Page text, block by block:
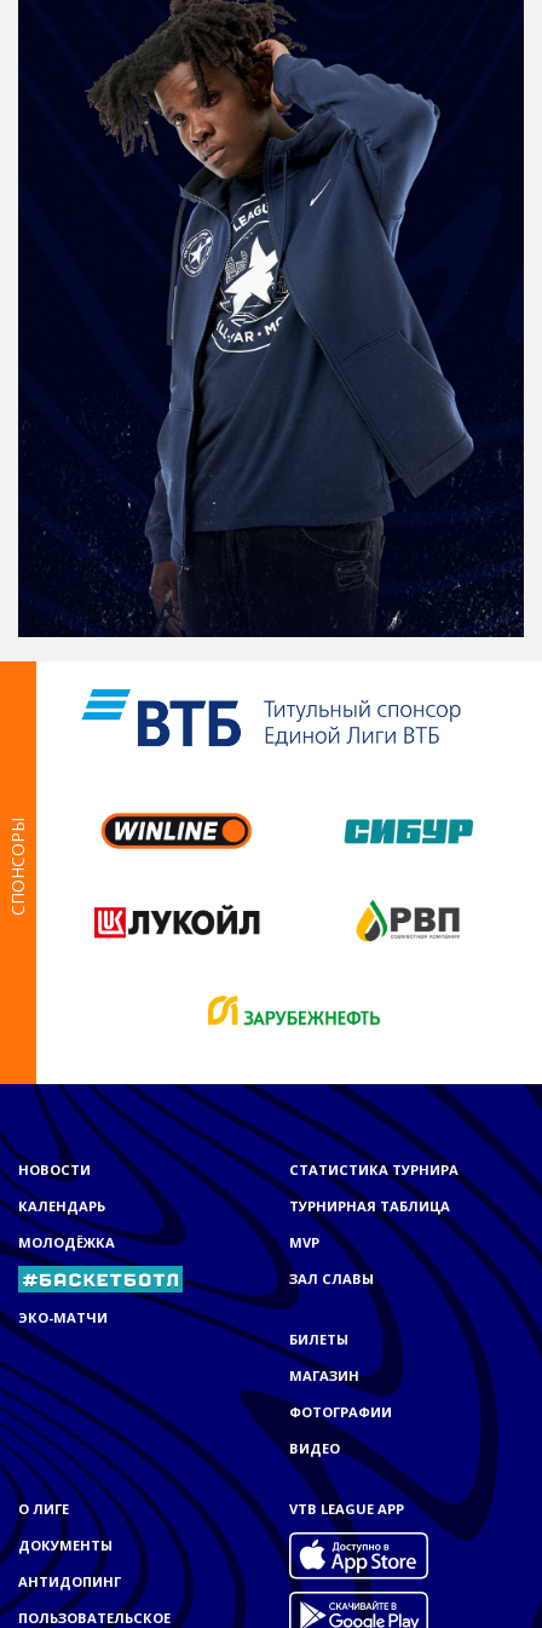
СПОНСОРЫ
НОВОСТИ
КАЛЕНДАРЬ
МОЛОДЁЖКА
ЭКО-МАТЧИ
СТАТИСТИКА ТУРНИРА
ТУРНИРНАЯ ТАБЛИЦА
MVP
ЗАЛ СЛАВЫ
БИЛЕТЫ
МАГАЗИН
ФОТОГРАФИИ
ВИДЕО
О ЛИГЕ
ДОКУМЕНТЫ
АНТИДОПИНГ
ПОЛЬЗОВАТЕЛЬСКОЕ
VTB LEAGUE APP